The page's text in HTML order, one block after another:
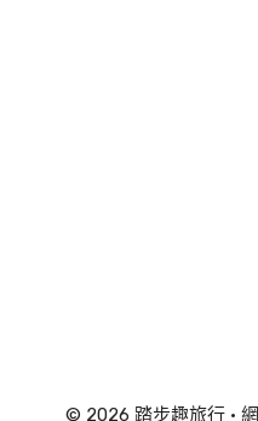
© 2026 踏步趣旅行•